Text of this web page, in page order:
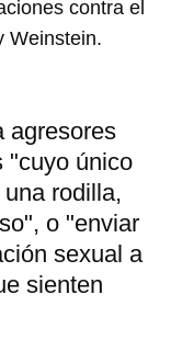
contra el
Weinstein.
agresores
"cuyo único
rodilla,
o "enviar
sexual a
sienten